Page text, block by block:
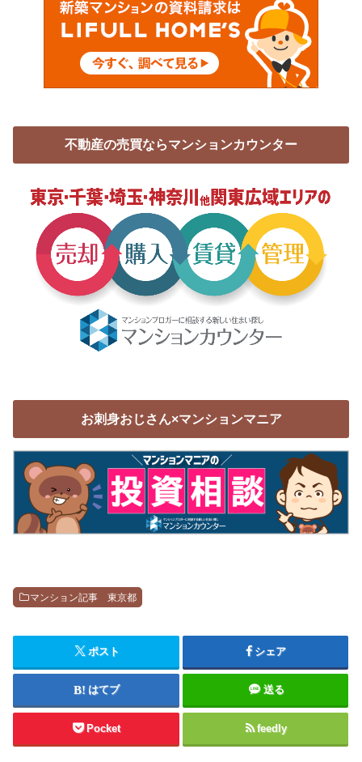
不動産の売買ならマンションカウンター
お刺身おじさん×マンションマニア
マンション記事 東京都
ポスト シェア
はてブ 送る
Pocket feedly